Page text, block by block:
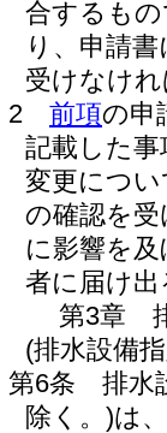
合するも
り、申請
受けなけ
2
前項の申
記載した
変更につ
の確認を
に影響を
者に届け
第3章
(排水設備
第6条
排水
除く。)は